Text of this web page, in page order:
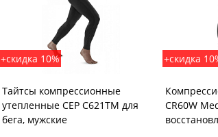
+скидка 10%
Тайтсы компрессионные
утепленные CEP C621TM для
бега, мужские
+скидка
CR60W